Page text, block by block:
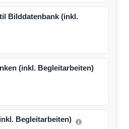
Bilddatenbank (inkl.
(inkl. Begleitarbeiten)
Begleitarbeiten)